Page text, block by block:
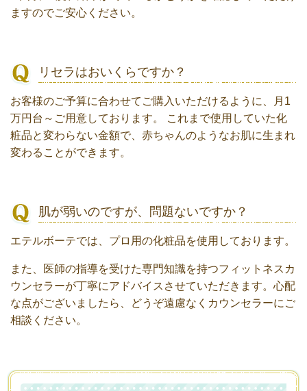
ますのでご安心ください。
リセラはおいくらですか？
お客様のご予算に合わせてご購入いただけるように、月1
万円台～ご用意しております。 これまで使用していた化
粧品と変わらない金額で、赤ちゃんのようなお肌に生まれ
変わることができます。
肌が弱いのですが、問題ないですか？
エテルボーテでは、プロ用の化粧品を使用しております。
また、医師の指導を受けた専門知識を持つフィットネスカ
ウンセラーが丁寧にアドバイスさせていただきます。心配
な点がございましたら、どうぞ遠慮なくカウンセラーにご
相談ください。